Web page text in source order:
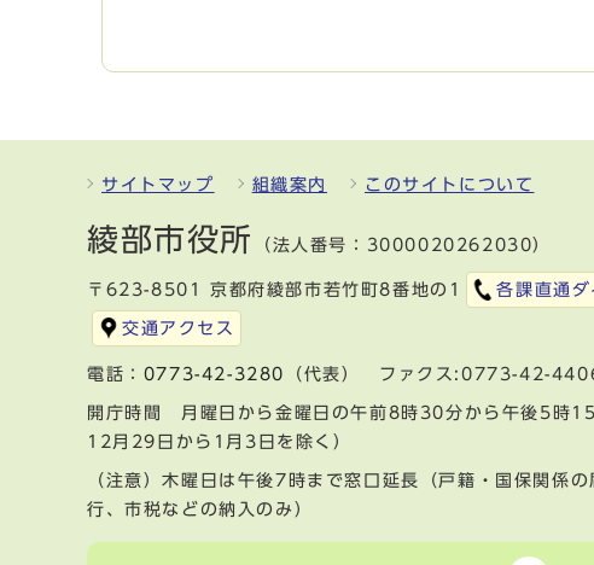
サイトマップ 組織案内 このサイトについて
綾部市役所 （法人番号：3000020262030）
〒623-8501 京都府綾部市若竹町8番地の1 各課直通ダ
交通アクセス
電話： 0773-42-3280 （代表） ファクス:0773-42-
開庁時間 月曜日から金曜日の午前8時30分から午後5時15
12月29日から1月3日を除く）
（注意）木曜日は午後7時まで窓口延長（戸籍・国保関係
行、市税などの納入のみ）